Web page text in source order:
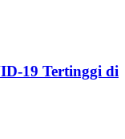
19 Tertinggi di